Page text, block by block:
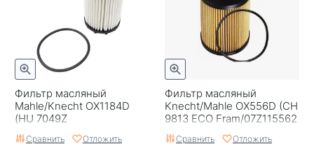
Фильтр масляный
Mahle/Knecht OX1184D
(HU 7049Z
Mann/06M198405F VW
Оригинал) Германия
Сравнить Отложить
Фильтр масляный
Knecht/Mahle OX556D (CH
9813 ECO Fram/07Z115562
Оригинал VW)
Сравнить Отложить